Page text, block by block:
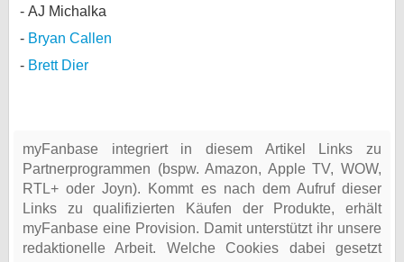
AJ Michalka
Bryan Callen
Brett Dier
myFanbase integriert in diesem Artikel Links zu
Partnerprogrammen (bspw. Amazon, Apple TV, WOW,
RTL+ oder Joyn). Kommt es nach dem Aufruf dieser
Links zu qualifizierten Käufen der Produkte, erhält
myFanbase eine Provision. Damit unterstützt ihr unsere
redaktionelle Arbeit. Welche Cookies dabei gesetzt